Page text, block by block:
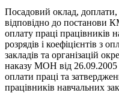
Посадовий оклад,
відповідно до постанови
оплату праці працівників
розрядів і коефіцієнтів з
закладів та організацій
наказу МОН від
оплати праці та
працівників навчальних